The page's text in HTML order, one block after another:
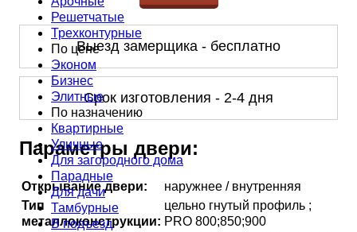
Решетчатые
Трехконтурные
По цене
Эконом
Бизнес
Элитные
По назначению
Квартирные
Уличные
Для загородного дома
Парадные
Для дачи
Тамбурные
В подъезд
Выезд замерщика - бесплатно
Срок изготовления - 2-4 дня
Параметры двери:
Открывание двери:
наружнее / внутренняя
Тип
металлоконструкции:
цельно гнутый профиль ;
PRO 800;850;900